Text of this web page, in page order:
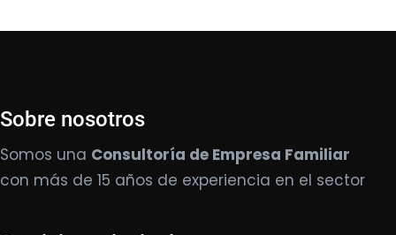
Sobre nosotros
Somos una Consultoría de Empresa Familiar
con más de 15 años de experiencia en el sector